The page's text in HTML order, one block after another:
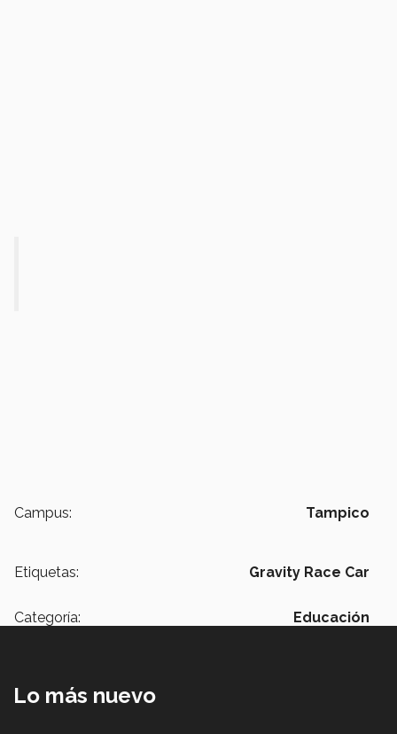
Campus: Tampico
Etiquetas: Gravity Race Car
Categoría: Educación
Lo más nuevo